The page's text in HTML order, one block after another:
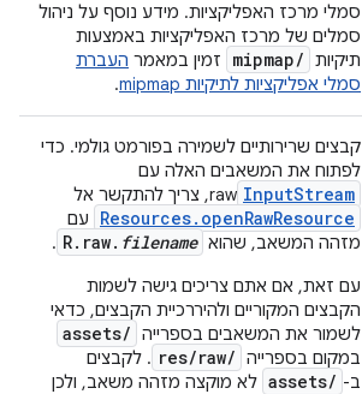
סמלי מרכז האפליקציות. מידע נוסף על ניהול
סמלים של מרכז האפליקציות באמצעות
תיקיות
mipmap/ זמין במאמר העברת
סמלי אפליקציות לתיקיות mipmap
.
קבצים שרירותיים לשמירה בפורמט גולמי. כדי
לפתוח את המשאבים האלה עם
InputStream raw, צריך להתקשר אל
Resources.openRawResource
עם
מזהה המשאב, שהוא
R.raw. filename
.
עם זאת, אם אתם צריכים גישה לשמות
הקבצים המקוריים ולהיררכיית הקבצים, כדאי
לשמור את המשאבים בספרייה assets/
במקום בספרייה res/raw/ . לקבצים
ב- assets/ לא מוקצה מזהה משאב, ולכן